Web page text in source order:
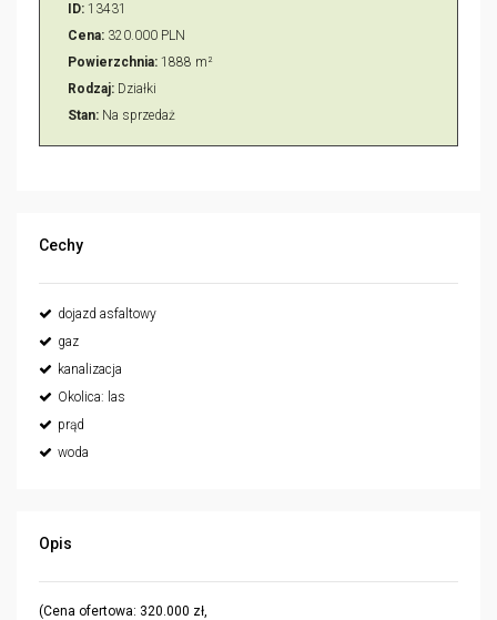
ID: 13431
Cena: 320.000 PLN
Powierzchnia: 1888 m²
Rodzaj: Działki
Stan: Na sprzedaż
Cechy
dojazd asfaltowy
gaz
kanalizacja
Okolica: las
prąd
woda
Opis
(Cena ofertowa: 320.000 zł,